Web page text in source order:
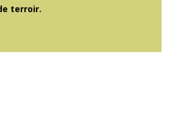
terroir.